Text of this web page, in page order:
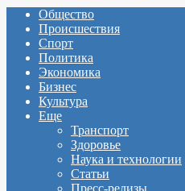
Общество
Происшествия
Спорт
Политика
Экономика
Бизнес
Культура
Еще
Транспорт
Здоровье
Наука и технологии
Статьи
Пресс-релизы